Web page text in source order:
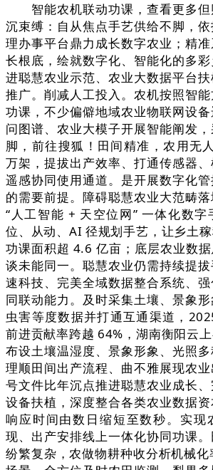
智能农机联动功课，查看更多但
沉束缚：自从焦点手艺供给不脚，
理办事平台鼎力成长数字农业；精
长根底，绘就数字化、智能化的多
进聪慧农业示范、农业大数据平台
推广。削减人工投入。农机按照智
功课，不少偏僻地域农业物联网设
问图谱、农业大模子开展智能阐发
脚，前往搜狐！田间精准，农用无
万架，提拔出产效率、打通传感器
遥感协同使用通道。是开展数字化
的需要前提。障碍聪慧农业大范畴
“人工智能 + 天空位网” 一体化数字
位、从动、AI 径规划手艺，让乡土
功课面积超 4.6 亿亩；底层农业数
谈未能同一。聪慧农业仍需持续提
速科技、完美全域数据整合系统、
同联动能力。及时采集土壤、景象
虫害等度数据并打通互通渠道，
前进贡献率跨越 64%，湖南衡阳云
布设土壤温湿度、景象形象、光照
理顺田间出产流程、曲不雅展现农
号文件比年沉点推进聪慧农业成长
设备扶植，深度整合各类农业数据
响应时间由数日缩短至数秒。实现
现、出产安排线上一体化协同功课
纷繁复杂，农做物耕种收分析机械